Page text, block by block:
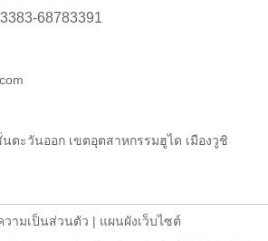
68783391
ตะวันออก เขตอุตสาหกรรมฮูได เมืองวูชิ
วามเป็นส่วนตัว | แผนผังเว็บไซต์